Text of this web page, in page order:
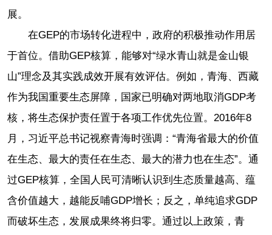
展。
在GEP的市场转化进程中，政府的积极推动作用居
于首位。借助GEP核算，能够对“绿水青山就是金山银
山”理念及其实践成效开展有效评估。例如，青海、西藏
作为我国重要生态屏障，国家已明确对两地取消GDP考
核，将生态保护责任置于各项工作优先位置。2016年8
月，习近平总书记视察青海时强调：“青海省最大的价值
在生态、最大的责任在生态、最大的潜力也在生态”。通
过GEP核算，全国人民可清晰认识到生态质量越高、蕴
含价值越大，越能反哺GDP增长；反之，单纯追求GDP
而破坏生态，发展成果终将归零。通过以上政策，青